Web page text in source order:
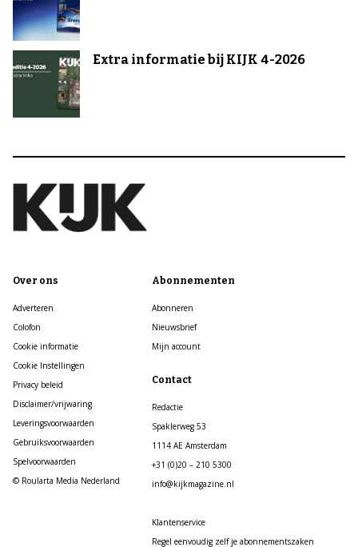
Extra informatie bij KIJK 4-2026
Over ons
Adverteren
Colofon
Cookie informatie
Cookie Instellingen
Privacy beleid
Disclaimer/vrijwaring
Leveringsvoorwaarden
Gebruiksvoorwaarden
Spelvoorwaarden
© Roularta Media Nederland
Abonnementen
Abonneren
Nieuwsbrief
Mijn account
Contact
Redactie
Spaklerweg 53
1114 AE Amsterdam
+31 (0)20 – 210 5300
info@kijkmagazine.nl
Klantenservice
Regel eenvoudig zelf je abonnementszaken